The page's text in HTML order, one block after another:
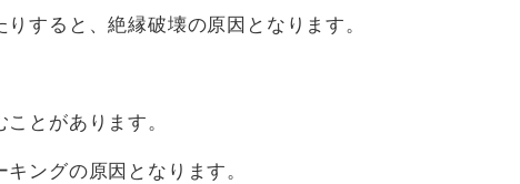
すると、絶縁破壊の原因となります。
とがあります。
ングの原因となります。